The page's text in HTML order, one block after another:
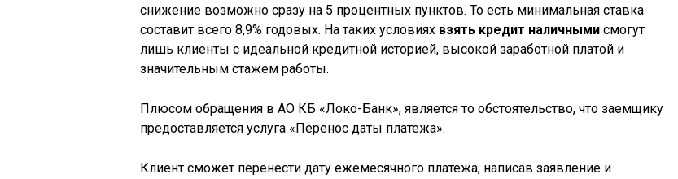
снижение возможно сразу на 5 процентных пунктов. То есть минимальная ставка
составит всего 8,9% годовых. На таких условиях взять кредит наличными смогут
лишь клиенты с идеальной кредитной историей, высокой заработной платой и
значительным стажем работы.
Плюсом обращения в АО КБ «Локо-Банк», является то обстоятельство, что заемщику
предоставляется услуга «Перенос даты платежа».
Клиент сможет перенести дату ежемесячного платежа, написав заявление и